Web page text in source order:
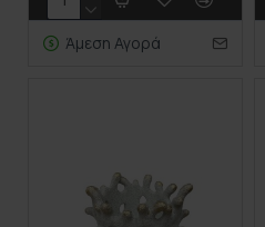
Άμεση Αγορά